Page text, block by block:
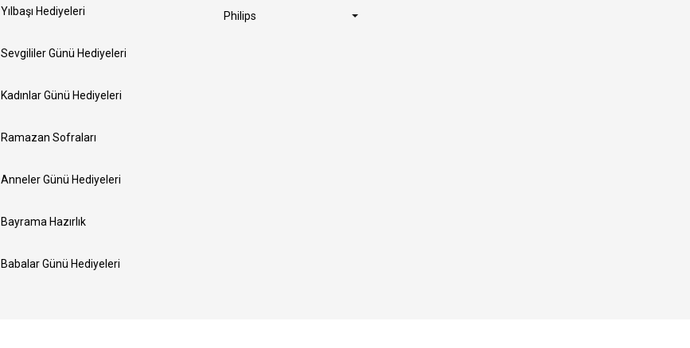
Yılbaşı Hediyeleri
Sevgililer Günü Hediyeleri
Kadınlar Günü Hediyeleri
Ramazan Sofraları
Anneler Günü Hediyeleri
Bayrama Hazırlık
Babalar Günü Hediyeleri
Philips